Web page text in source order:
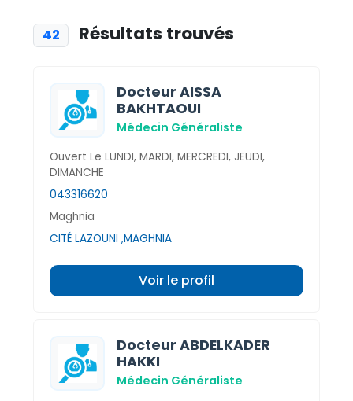
42 Résultats trouvés
Docteur AISSA
BAKHTAOUI
Médecin Généraliste
Ouvert Le LUNDI, MARDI, MERCREDI, JEUDI,
DIMANCHE
043316620
Maghnia
CITÉ LAZOUNI ,MAGHNIA
Voir le profil
Docteur ABDELKADER
HAKKI
Médecin Généraliste